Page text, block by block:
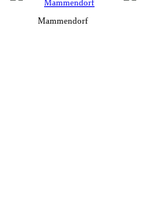
Mammendorf